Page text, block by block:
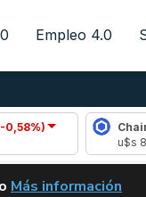
Empleo 4.0
Chainlink
VUELVE EL CARRY
Más información